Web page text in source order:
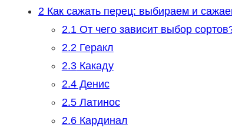
2Как сажать перец: выбираем и
2.1От чего зависит выбор
2.2Геракл
2.3Какаду
2.4Денис
2.5Латинос
2.6Кардинал